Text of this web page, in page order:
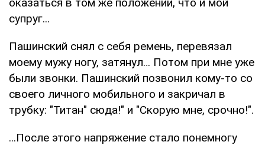
супруг...
Пашинский снял с себя ремень, перевязал
моему мужу ногу, затянул… Потом при мне уже
были звонки. Пашинский позвонил кому-то со
своего личного мобильного и закричал в
трубку: "Титан" сюда!" и "Скорую мне, срочно!".
...После этого напряжение стало понемногу